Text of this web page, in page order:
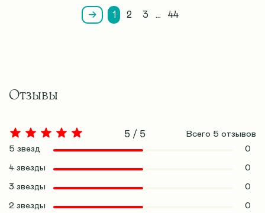
1 2 3 … 44
Отзывы
5 / 5 Всего 5 отзывов
5 звезд
0
4 звезды 0
3 звезды 0
2 звезды 0